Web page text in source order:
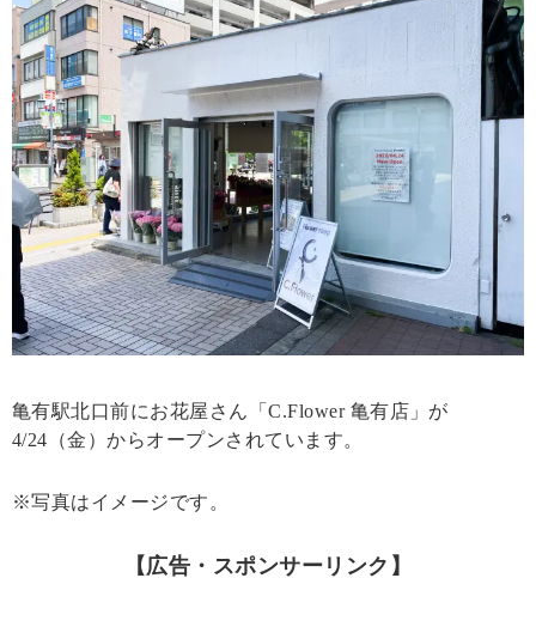
亀有駅北口前にお花屋さん「C.Flower 亀有店」が
4/24（金）からオープンされています。
※写真はイメージです。
【広告・スポンサーリンク】